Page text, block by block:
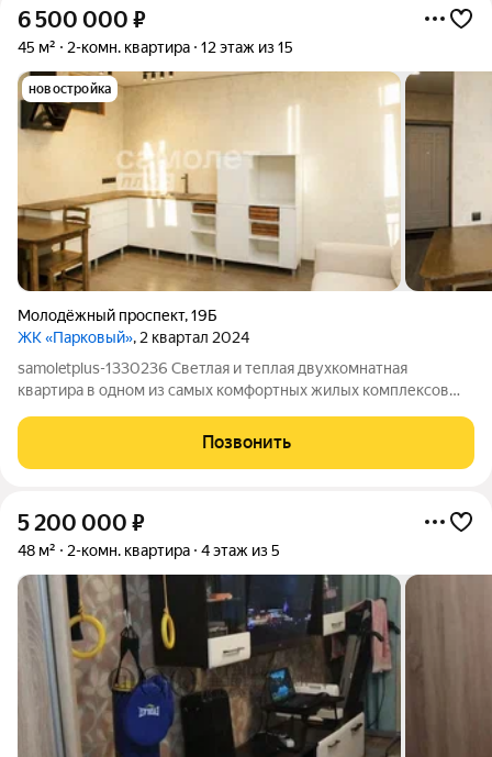
6 500 000 ₽
45 м² 2-комн. квартира 12 этаж из 15
новостройка
Молодёжный проспект,19Б
ЖК «Парковый», 2 квартал 2024
samoletplus-1330236 Светлая и теплая двухкомнатная
квартира в одном из самых комфортных жилых комплексов
что обеспечивает отличную инсоляцию и живописный вид из
Позвонить
5 200 000 ₽
48 м² 2-комн. квартира 4 этаж из 5